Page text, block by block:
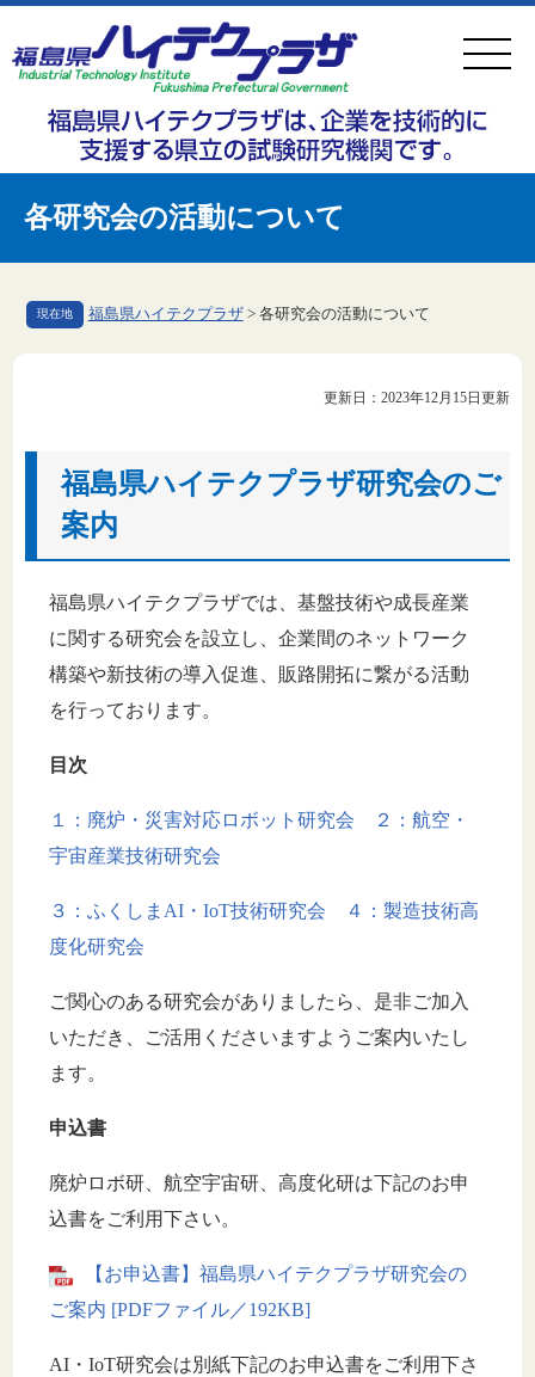
ー
す
ニ
し
各研究会の活動について
現在地 福島県ハイテクプラザ > 各研究会の活動について
更新日：2023年12月15日更新
福島県ハイテクプラザ研究会のご
案内
福島県ハイテクプラザでは、基盤技術や成長産業
に関する研究会を設立し、企業間のネットワーク
構築や新技術の導入促進、販路開拓に繋がる活動
を行っております。
目次
１：廃炉・災害対応ロボット研究会
２：航空・
宇宙産業技術研究会
３：ふくしまAI・IoT技術研究会
４：製造技術高
度化研究会
ご関心のある研究会がありましたら、是非ご加入
いただき、ご活用くださいますようご案内いたし
ます。
申込書
廃炉ロボ研、航空宇宙研、高度化研は下記のお申
込書をご利用下さい。
【お申込書】福島県ハイテクプラザ研究会の
ご案内 [PDFファイル／192KB]
AI・IoT研究会は別紙下記のお申込書をご利用下さ